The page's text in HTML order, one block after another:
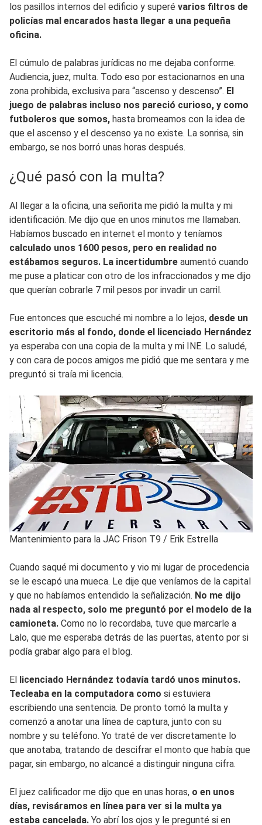
los pasillos internos del edificio y superé varios filtros de
policías mal encarados hasta llegar a una pequeña
oficina.
El cúmulo de palabras jurídicas no me dejaba conforme.
Audiencia, juez, multa. Todo eso por estacionarnos en una
zona prohibida, exclusiva para “ascenso y descenso”. El
juego de palabras incluso nos pareció curioso, y como
futboleros que somos, hasta bromeamos con la idea de
que el ascenso y el descenso ya no existe. La sonrisa, sin
embargo, se nos borró unas horas después.
¿Qué pasó con la multa?
Al llegar a la oficina, una señorita me pidió la multa y mi
identificación. Me dijo que en unos minutos me llamaban.
Habíamos buscado en internet el monto y teníamos
calculado unos 1600 pesos, pero en realidad no
estábamos seguros. La incertidumbre aumentó cuando
me puse a platicar con otro de los infraccionados y me dijo
que querían cobrarle 7 mil pesos por invadir un carril.
Fue entonces que escuché mi nombre a lo lejos, desde un
escritorio más al fondo, donde el licenciado Hernández
ya esperaba con una copia de la multa y mi INE. Lo saludé,
y con cara de pocos amigos me pidió que me sentara y me
preguntó si traía mi licencia.
Mantenimiento para la JAC Frison T9 / Erik Estrella
Cuando saqué mi documento y vio mi lugar de procedencia
se le escapó una mueca. Le dije que veníamos de la capital
y que no habíamos entendido la señalización. No me dijo
nada al respecto, solo me preguntó por el modelo de la
camioneta. Como no lo recordaba, tuve que marcarle a
Lalo, que me esperaba detrás de las puertas, atento por si
podía grabar algo para el blog.
El licenciado Hernández todavía tardó unos minutos.
Tecleaba en la computadora como si estuviera
escribiendo una sentencia. De pronto tomó la multa y
comenzó a anotar una línea de captura, junto con su
nombre y su teléfono. Yo traté de ver discretamente lo
que anotaba, tratando de descifrar el monto que había que
pagar, sin embargo, no alcancé a distinguir ninguna cifra.
El juez calificador me dijo que en unas horas, o en unos
días, revisáramos en línea para ver si la multa ya
estaba cancelada. Yo abrí los ojos y le pregunté si en